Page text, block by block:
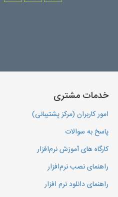
خدمات مشتری
امور کاربران (مرکز پشتیبانی)
پاسخ به سوالات
کارگاه های آموزش نرم‌افزار
راهنمای نصب نرم‌افزار
راهنمای دانلود نرم افزار